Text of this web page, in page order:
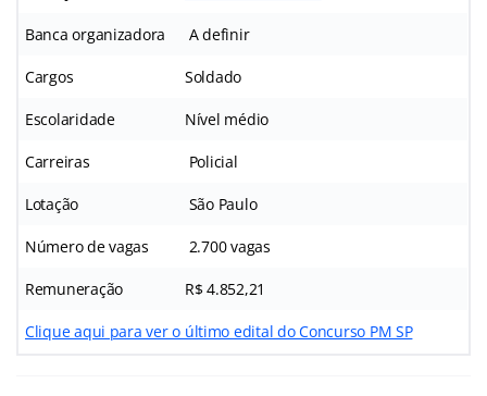
Banca organizadora A definir
Cargos Soldado
Escolaridade Nível médio
Carreiras Policial
Lotação São Paulo
Número de vagas 2.700 vagas
Remuneração R$ 4.852,21
Clique aqui para ver o último edital do Concurso PM SP